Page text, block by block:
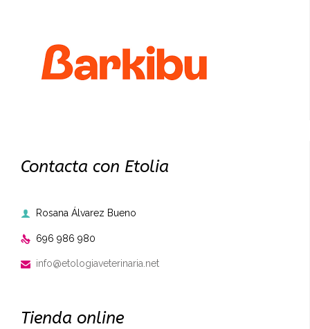
Contacta con Etolia
 Rosana Álvarez Bueno
 696 986 980
 info@etologiaveterinaria.net
Tienda online